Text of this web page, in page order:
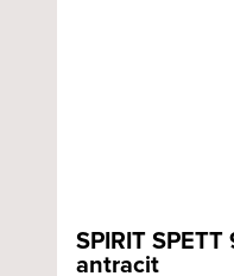
SPIRIT
antracit